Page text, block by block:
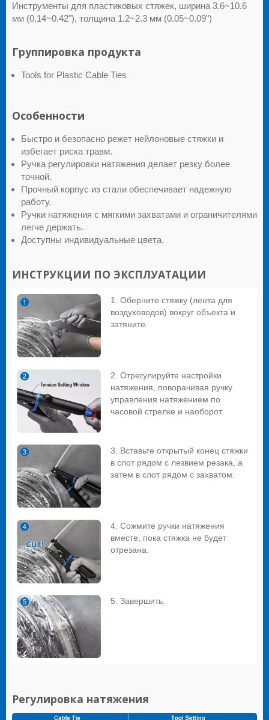
Инструменты для пластиковых стяжек, ширина 3.6~10.6
мм (0.14~0.42"), толщина 1.2~2.3 мм (0.05~0.09")
Группировка продукта
Tools for Plastic Cable Ties
Особенности
Быстро и безопасно режет нейлоновые стяжки и
избегает риска травм.
Ручка регулировки натяжения делает резку более
точной.
Прочный корпус из стали обеспечивает надежную
работу.
Ручки натяжения с мягкими захватами и ограничителями
легче держать.
Доступны индивидуальные цвета.
ИНСТРУКЦИИ ПО ЭКСПЛУАТАЦИИ
1. Оберните стяжку (лента для
воздуховодов) вокруг объекта и
затяните.
2. Отрегулируйте настройки
натяжения, поворачивая ручку
управления натяжением по
часовой стрелке и наоборот.
3. Вставьте открытый конец стяжки
в слот рядом с лезвием резака, а
затем в слот рядом с захватом.
4. Сожмите ручки натяжения
вместе, пока стяжка не будет
отрезана.
5. Завершить.
Регулировка натяжения